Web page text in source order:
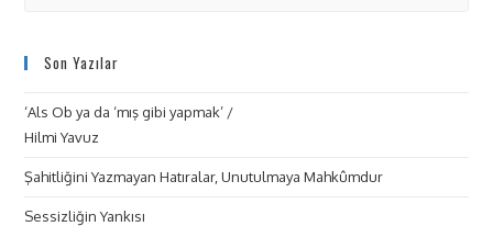
Son Yazılar
‘Als Ob ya da ‘mış gibi yapmak’ /
Hilmi Yavuz
Şahitliğini Yazmayan Hatıralar, Unutulmaya Mahkûmdur
Sessizliğin Yankısı